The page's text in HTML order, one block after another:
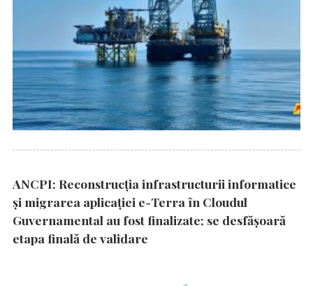
ANCPI: Reconstrucția infrastructurii informatice
și migrarea aplicației e-Terra în Cloudul
Guvernamental au fost finalizate; se desfășoară
etapa finală de validare